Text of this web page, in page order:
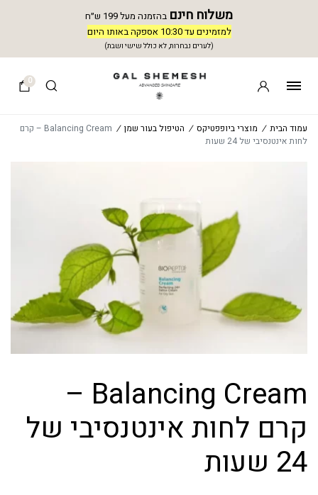
משלוח חינם בהזמנה מעל 199 ש״ח
למזמינים עד 10:30 אספקה באותו היום
(לערים נבחרות, לא כולל שישי ושבת)
0
עמוד הבית / מוצרי ביופפטיקס / הטיפול בעור שמן /
Balancing Cream – קרם
לחות אינטנסיבי של 24 שעות
Balancing Cream –
קרם לחות אינטנסיבי של
24 שעות